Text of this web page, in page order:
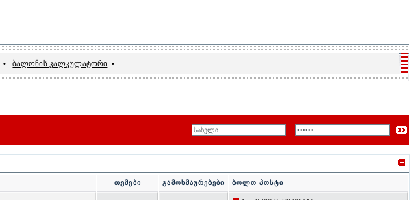
• ბალონის კალკულატორი •
თემები გამოხმაურებები ბოლო პოსტი